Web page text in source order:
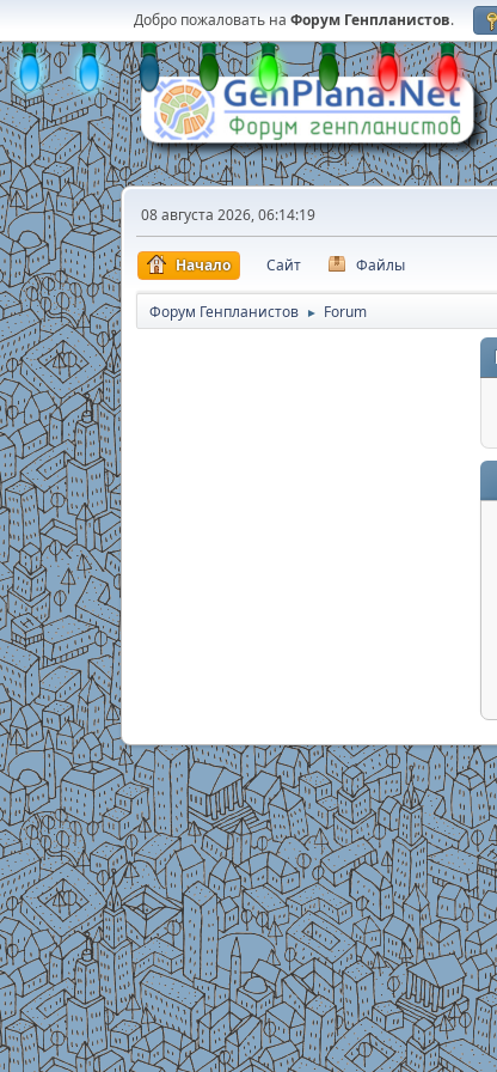
Добро пожаловать на Форум Генпланистов.
08 августа 2026, 06:14:19
Начало Сайт Файлы
Форум Генпланистов ► Forum